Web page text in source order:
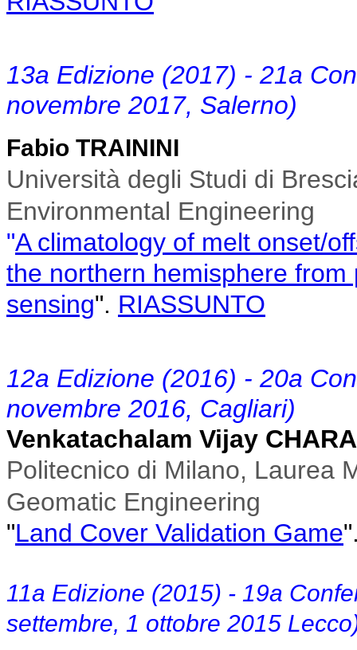
13a Edizione (2017) - 21a
novembre 2017, Salerno)
Fabio TRAININI
Università degli Studi di
Environmental Engineering
"A climatology of melt onset/
the northern hemisphere
sensing". RIASSUNTO
12a Edizione (2016) - 20a
novembre 2016, Cagliari)
Venkatachalam Vijay
Politecnico di Milano, Laurea
Geomatic Engineering
"Land Cover Validation Game
11a Edizione (2015) - 19a
settembre, 1 ottobre 2015